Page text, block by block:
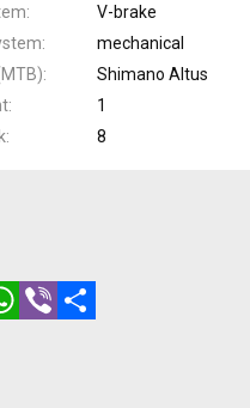
V-brake
mechanical
Shimano Altus
1
8
WhatsApp
Viber